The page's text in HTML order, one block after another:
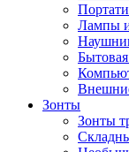
Лампы
Зонты
Зонты